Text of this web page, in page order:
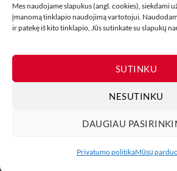
Mes naudojame slapukus (angl. cookies), siekdami
įmanomą tinklapio naudojimą vartotojui.
ir patekę iš kito tinklapio, Jūs sutinkate su slapukų
SUTINKU
NESUTINKU
DAUGIAU
Privatumo politikaMūsų
fejerverkų
parduotuvė
Klaipedoje!
01
Lap
Kaip fotografuoti fejerverkus
Komentavimas išjungtasįraše
MŪSŲ PARDUOTUVĖS KONTAKTAI
UAB Bombikė